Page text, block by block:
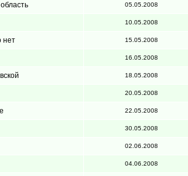
05.05.2008
10.05.2008
нет 15.05.2008
16.05.2008
18.05.2008
20.05.2008
22.05.2008
30.05.2008
02.06.2008
04.06.2008